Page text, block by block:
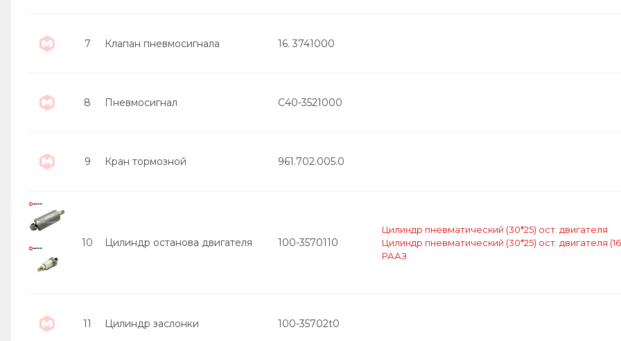
7 Клапан пневмосигнала 16. 3741000
8 Пневмосигнал С40-3521000
9 Кран тормозной 961.702.005.0
10 Цилиндр останова двигателя 100-3570110
Цилиндр пневматический (30*25) ост. двигателя
Цилиндр пневматический (30*25) ост. двигателя (16-
РААЗ
11 Цилиндр заслонки 100-35702t0